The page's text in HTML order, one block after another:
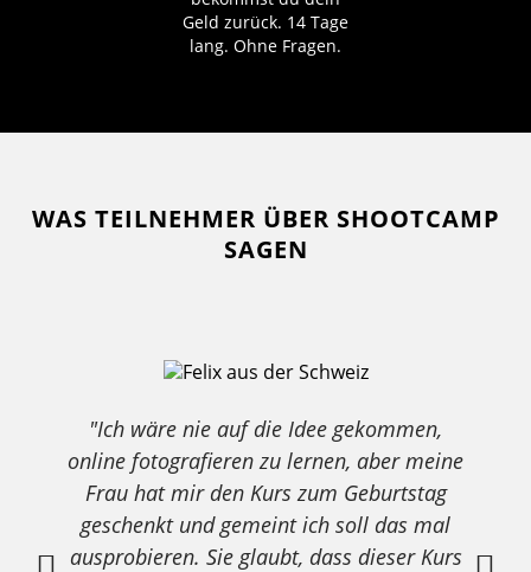
Geld zurück. 14 Tage
lang. Ohne Fragen.
WAS TEILNEHMER ÜBER SHOOTCAMP
SAGEN
"Ich wäre nie auf die Idee gekommen,
online fotografieren zu lernen, aber meine
Frau hat mir den Kurs zum Geburtstag
geschenkt und gemeint ich soll das ​mal
ausprobieren. Sie glaubt, dass dieser Kurs